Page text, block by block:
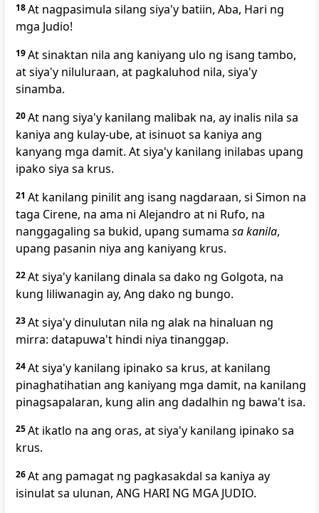
18At nagpasimula silang siya'y batiin, Aba, Hari ng
mga Judio!
19At sinaktan nila ang kaniyang ulo ng isang tambo,
at siya'y niluluraan, at pagkaluhod nila, siya'y
sinamba.
20At nang siya'y kanilang malibak na, ay inalis nila sa
kaniya ang kulay-ube, at isinuot sa kaniya ang
kanyang mga damit. At siya'y kanilang inilabas upang
ipako siya sa krus.
21 At kanilang pinilit ang isang nagdaraan, si Simon na
taga Cirene, na ama ni Alejandro at ni Rufo, na
nanggagaling sa bukid, upang sumama sa kanila,
upang pasanin niya ang kaniyang krus.
22At siya'y kanilang dinala sa dako ng Golgota, na
kung liliwanagin ay, Ang dako ng bungo.
23At siya'y dinulutan nila ng alak na hinaluan ng
mirra: datapuwa't hindi niya tinanggap.
24At siya'y kanilang ipinako sa krus, at kanilang
pinaghatihatian ang kaniyang mga damit, na kanilang
pinagsapalaran, kung alin ang dadalhin ng bawa't isa.
25At ikatlo na ang oras, at siya'y kanilang ipinako sa
krus.
26At ang pamagat ng pagkasakdal sa kaniya ay
isinulat sa ulunan, ANG HARI NG MGA JUDIO.